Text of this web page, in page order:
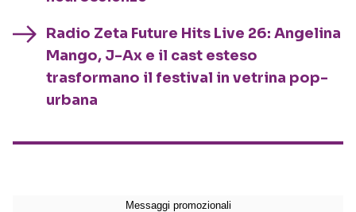
Radio Zeta Future Hits Live 26: Angelina
Mango, J-Ax e il cast esteso
trasformano il festival in vetrina pop-
urbana